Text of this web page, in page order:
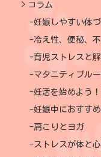
コラム
妊娠しやすい体
冷え性、便秘、
育児ストレスと
マタニティブル
妊活を始めよう！
妊娠中におすす
肩こりとヨガ
ストレスが体と